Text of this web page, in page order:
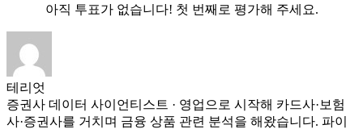
아직 투표가 없습니다! 첫 번째로 평가해 주세요.
테리엇
증권사 데이터 사이언티스트 · 영업으로 시작해 카드사·보험
사·증권사를 거치며 금융 상품 관련 분석을 해왔습니다. 파이